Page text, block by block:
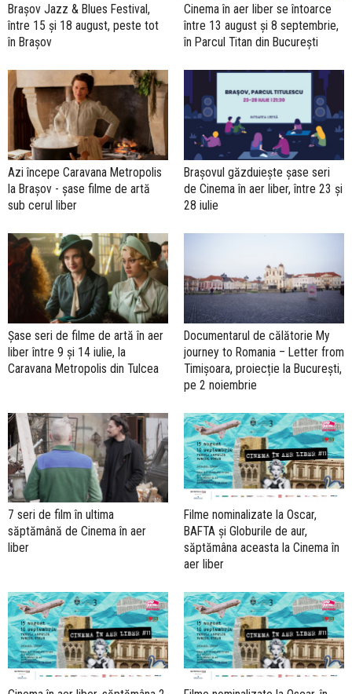
Brașov Jazz & Blues Festival,
între 15 și 18 august, peste tot
în Brașov
Cinema în aer liber se întoarce
între 13 august și 8 septembrie,
în Parcul Titan din București
Azi începe Caravana Metropolis
la Brașov - șase filme de artă
sub cerul liber
Brașovul găzduiește șase seri
de Cinema în aer liber, între 23 și
28 iulie
Șase seri de filme de artă în aer
liber între 9 și 14 iulie, la
Caravana Metropolis din Tulcea
Documentarul de călătorie My
journey to Romania – Letter from
Timișoara, proiecție la București,
pe 2 noiembrie
7 seri de film în ultima
săptămână de Cinema în aer
liber
Filme nominalizate la Oscar,
BAFTA și Globurile de aur,
săptămâna aceasta la Cinema în
aer liber